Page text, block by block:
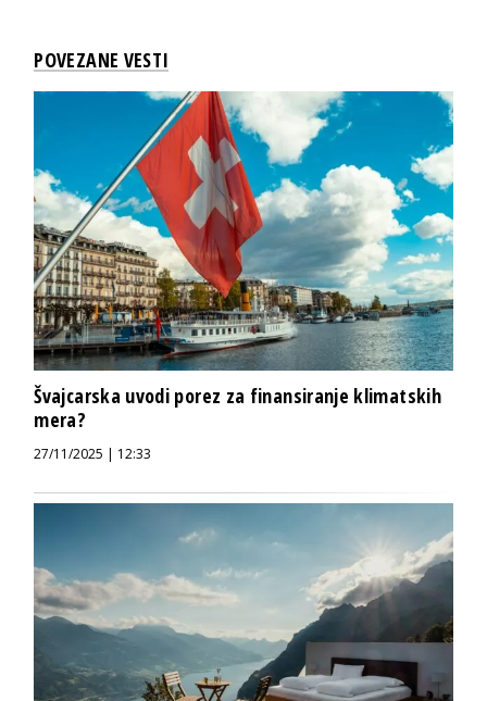
POVEZANE VESTI
Švajcarska uvodi porez za finansiranje klimatskih
mera?
27/11/2025 | 12:33